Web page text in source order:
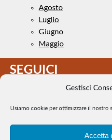
Gestisci
Usiamo cookie per ottimizzare il nostro
Accetta
Agosto
Luglio
Giugno
Maggio
SEGUICI